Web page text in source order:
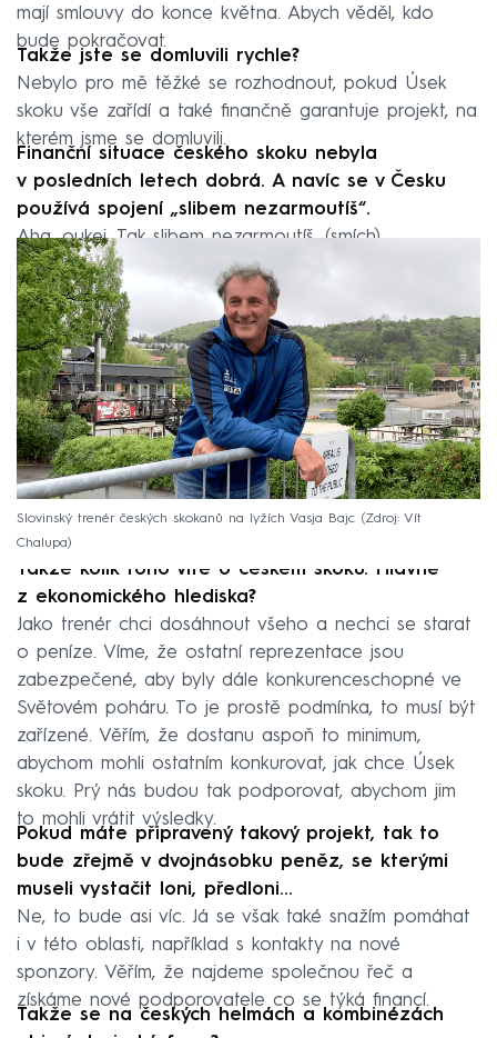
mají smlouvy do konce května. Abych věděl, kdo
bude pokračovat.
Takže jste se domluvili rychle?
Nebylo pro mě těžké se rozhodnout, pokud Úsek
skoku vše zařídí a také finančně garantuje projekt, na
kterém jsme se domluvili.
Finanční situace českého skoku nebyla
v posledních letech dobrá. A navíc se v Česku
používá spojení „slibem nezarmoutíš“.
Aha, oukej. Tak slibem nezarmoutíš. (smích)
Slovinský trenér českých skokanů na lyžích Vasja Bajc
Zdroj: Vít
Chalupa
Takže kolik toho víte o českém skoku. Hlavně
z ekonomického hlediska?
Jako trenér chci dosáhnout všeho a nechci se starat
o peníze. Víme, že ostatní reprezentace jsou
zabezpečené, aby byly dále konkurenceschopné ve
Světovém poháru. To je prostě podmínka, to musí být
zařízené. Věřím, že dostanu aspoň to minimum,
abychom mohli ostatním konkurovat, jak chce Úsek
skoku. Prý nás budou tak podporovat, abychom jim
to mohli vrátit výsledky.
Pokud máte připravený takový projekt, tak to
bude zřejmě v dvojnásobku peněz, se kterými
museli vystačit loni, předloni…
Ne, to bude asi víc. Já se však také snažím pomáhat
i v této oblasti, například s kontakty na nové
sponzory. Věřím, že najdeme společnou řeč a
získáme nové podporovatele co se týká financí.
Takže se na českých helmách a kombinézách